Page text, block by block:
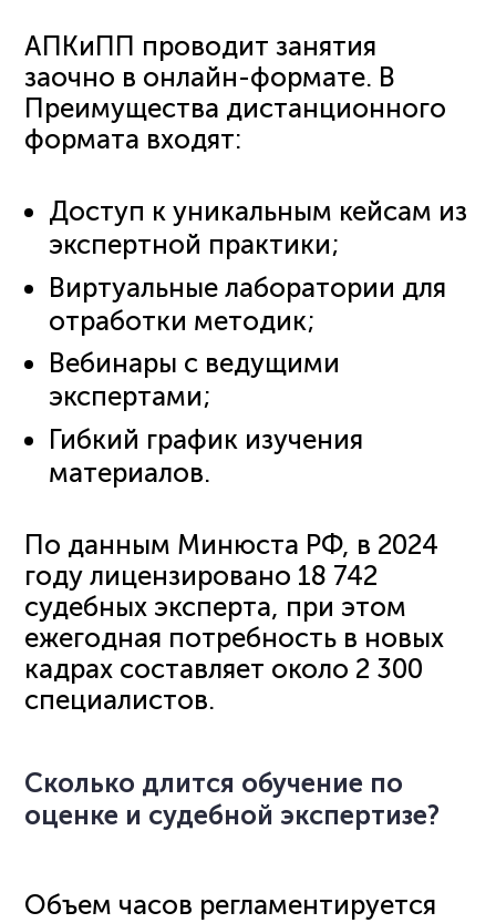
АПКиПП проводит занятия
заочно в онлайн-формате. В
Преимущества дистанционного
формата входят:
Доступ к уникальным кейсам из
экспертной практики;
Виртуальные лаборатории для
отработки методик;
Вебинары с ведущими
экспертами;
Гибкий график изучения
материалов.
По данным Минюста РФ, в 2024
году лицензировано 18 742
судебных эксперта, при этом
ежегодная потребность в новых
кадрах составляет около 2 300
специалистов.
Сколько длится обучение по
оценке и судебной экспертизе?
Объем часов регламентируется